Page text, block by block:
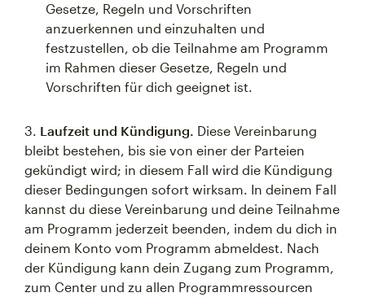
Gesetze, Regeln und Vorschriften
anzuerkennen und einzuhalten und
festzustellen, ob die Teilnahme am Programm
im Rahmen dieser Gesetze, Regeln und
Vorschriften für dich geeignet ist.
3. Laufzeit und Kündigung. Diese Vereinbarung
bleibt bestehen, bis sie von einer der Parteien
gekündigt wird; in diesem Fall wird die Kündigung
dieser Bedingungen sofort wirksam. In deinem Fall
kannst du diese Vereinbarung und deine Teilnahme
am Programm jederzeit beenden, indem du dich in
deinem Konto vom Programm abmeldest. Nach
der Kündigung kann dein Zugang zum Programm,
zum Center und zu allen Programmressourcen